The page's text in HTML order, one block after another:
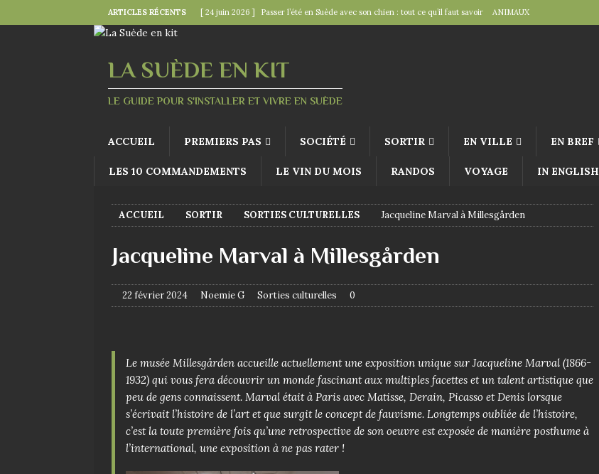
ARTICLES RÉCENTS [ 24 juin 2026 ] Passer l’été en Suède avec son chien : tout ce qu’il faut savoir ANIMAUX
[ 18 juin 2026 ] Midsommar — la fête suédoise par excellence
Le rire s’invite à table : « Venez donc dîner ce soir ! »
LA SUÈDE EN KIT
LE GUIDE POUR S'INSTALLER ET VIVRE EN SUÈDE
ACCUEIL PREMIERS PAS SOCIÉTÉ SORTIR EN VILLE EN BREF
LES 10 COMMANDEMENTS LE VIN DU MOIS RANDOS VOYAGE IN ENGLISH
ACCUEIL SORTIR SORTIES CULTURELLES Jacqueline Marval à Millesgården
Jacqueline Marval à Millesgården
22 février 2024 Noemie G Sorties culturelles 0
Le musée Millesgården accueille actuellement une exposition unique sur Jacqueline Marval (1866-
1932) qui vous fera découvrir un monde fascinant aux multiples facettes et un talent artistique que
peu de gens connaissent. Marval était à Paris avec Matisse, Derain, Picasso et Denis lorsque
s’écrivait l’histoire de l’art et que surgit le concept de fauvisme. Longtemps oubliée de l’histoire,
c’est la toute première fois qu’une retrospective de son oeuvre est exposée de manière posthume à
l’international, une exposition à ne pas rater !